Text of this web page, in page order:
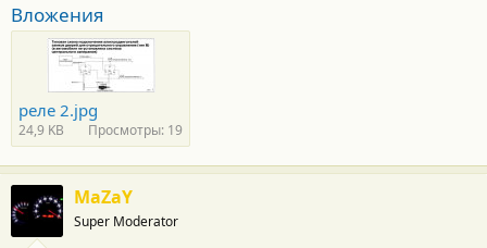
Вложения
реле 2.jpg
24,9 KB Просмотры: 19
MaZaY
Super Moderator